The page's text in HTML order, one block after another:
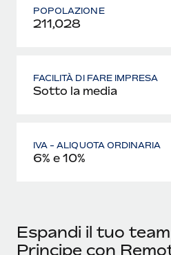
POPOLAZIONE
211,028
FACILITÀ DI FARE IMPRESA
Sotto la media
IVA - ALIQUOTA ORDINARIA
6% e 10%
Espandi il tuo
Principe con